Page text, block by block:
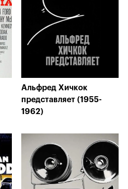
Альфред Хичкок
представляет (1955-
1962)